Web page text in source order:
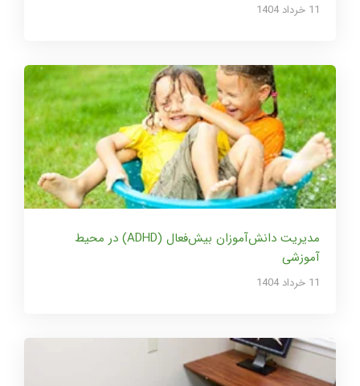
11 خرداد 1404
مدیریت دانش‌آموزان بیش‌فعال (ADHD) در محیط
آموزشی
11 خرداد 1404